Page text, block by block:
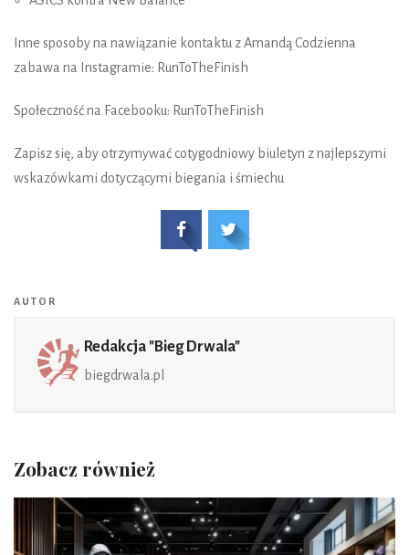
Inne sposoby na nawiązanie kontaktu z Amandą Codzienna
zabawa na Instagramie: RunToTheFinish
Społeczność na Facebooku: RunToTheFinish
Zapisz się, aby otrzymywać cotygodniowy biuletyn z najlepszymi
wskazówkami dotyczącymi biegania i śmiechu
AUTOR
Redakcja "Bieg Drwala"
biegdrwala.pl
Zobacz również